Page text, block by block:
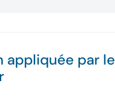
appliquée par le